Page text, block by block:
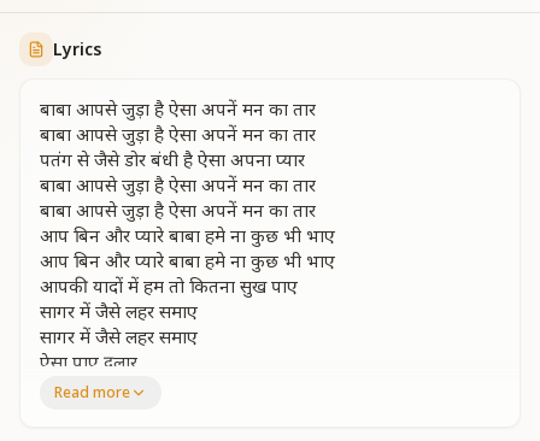
Lyrics
बाबा आपसे जुड़ा है ऐसा अपनें मन का तार
बाबा आपसे जुड़ा है ऐसा अपनें मन का तार
पतंग से जैसे डोर बंधी है ऐसा अपना प्यार
बाबा आपसे जुड़ा है ऐसा अपनें मन का तार
बाबा आपसे जुड़ा है ऐसा अपनें मन का तार
आप बिन और प्यारे बाबा हमे ना कुछ भी भाए
आप बिन और प्यारे बाबा हमे ना कुछ भी भाए
आपकी यादों में हम तो कितना सुख पाए
सागर में जैसे लहर समाए
सागर में जैसे लहर समाए
ऐसा पाए दुलार
बाबा आपसे जुड़ा है ऐसा अपनें मन का तार
Read more